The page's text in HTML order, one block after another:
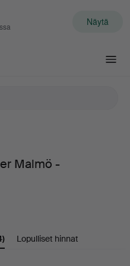
Näytä
Malmö -
Lopulliset hinnat